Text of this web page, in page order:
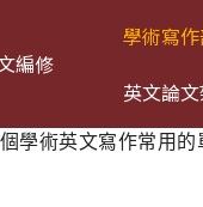
編修
學術寫
英文論
學術英文寫作常用